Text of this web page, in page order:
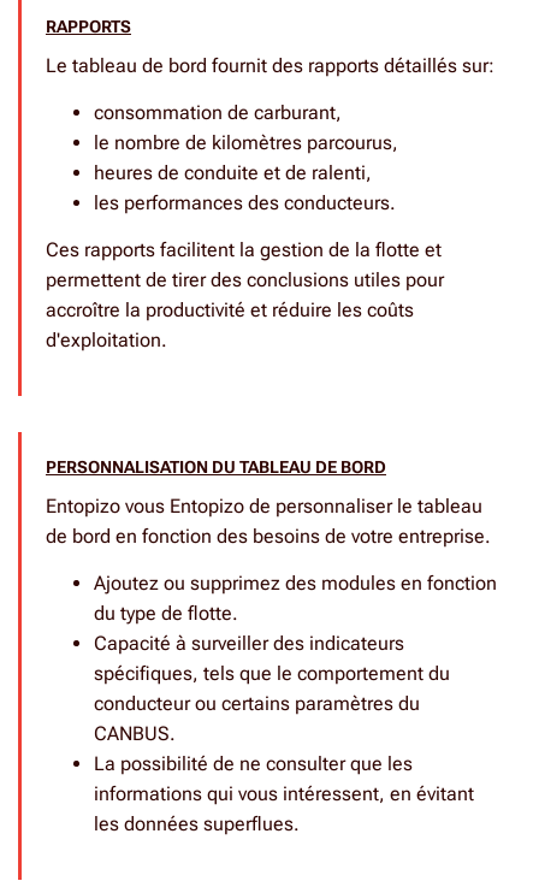
RAPPORTS
Le tableau de bord fournit des rapports détaillés sur:
consommation de carburant,
le nombre de kilomètres parcourus,
heures de conduite et de ralenti,
les performances des conducteurs.
Ces rapports facilitent la gestion de la flotte et
permettent de tirer des conclusions utiles pour
accroître la productivité et réduire les coûts
d'exploitation.
PERSONNALISATION DU TABLEAU DE BORD
Entopizo vous Entopizo de personnaliser le tableau
de bord en fonction des besoins de votre entreprise.
Ajoutez ou supprimez des modules en fonction
du type de flotte.
Capacité à surveiller des indicateurs
spécifiques, tels que le comportement du
conducteur ou certains paramètres du
CANBUS.
La possibilité de ne consulter que les
informations qui vous intéressent, en évitant
les données superflues.